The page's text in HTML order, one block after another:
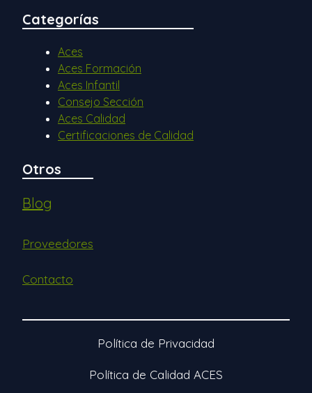
Categorías
Aces
Aces Formación
Aces Infantil
Consejo Sección
Aces Calidad
Certificaciones de Calidad
Otros
Blog
Proveedores
Contacto
Política de Privacidad
Política de Calidad ACES